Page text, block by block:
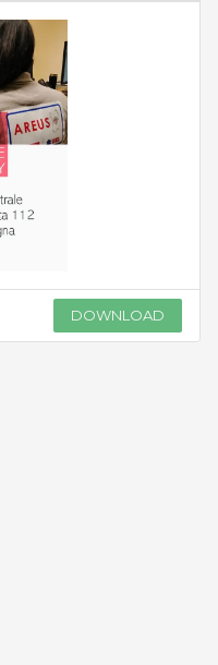
DOWNLOAD